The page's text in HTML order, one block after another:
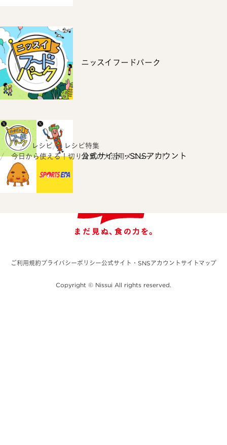
ニッスイフードパーク
公式サイト・SNSアカウント
ホーム レシピ
レシピ特集
今日から使える！切り身魚の大活用メニュー！！
ご利用規約プライバシーポリシー公式サイト・SNSアカウント サイトマップ
Copyright © Nissui All rights reserved.